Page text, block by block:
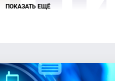
Численность
района
ПОКАЗАТЬ ЕЩЁ